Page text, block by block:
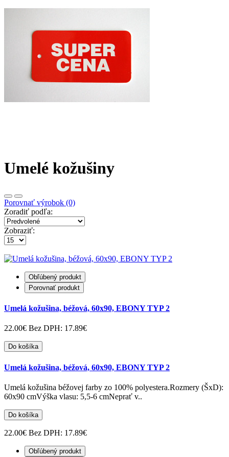
Umelé kožušiny
Porovnať výrobok (0)
Zoradiť podľa:
Zobraziť:
Obľúbený produkt
Porovnať produkt
Umelá kožušina, béžová, 60x90, EBONY TYP 2
22.00€ Bez DPH: 17.89€
Do košíka
Umelá kožušina, béžová, 60x90, EBONY TYP 2
Umelá kožušina béžovej farby zo 100% polyestera.Rozmery (ŠxD):
60x90 cmVýška vlasu: 5,5-6 cmNeprať v..
Do košíka
22.00€ Bez DPH: 17.89€
Obľúbený produkt